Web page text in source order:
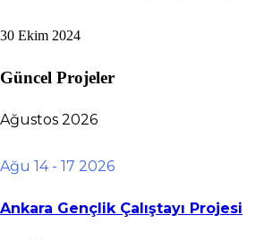
30 Ekim 2024
Güncel Projeler
Ağustos 2026
Ağu 14 - 17 2026
Ankara Gençlik Çalıştayı Projesi